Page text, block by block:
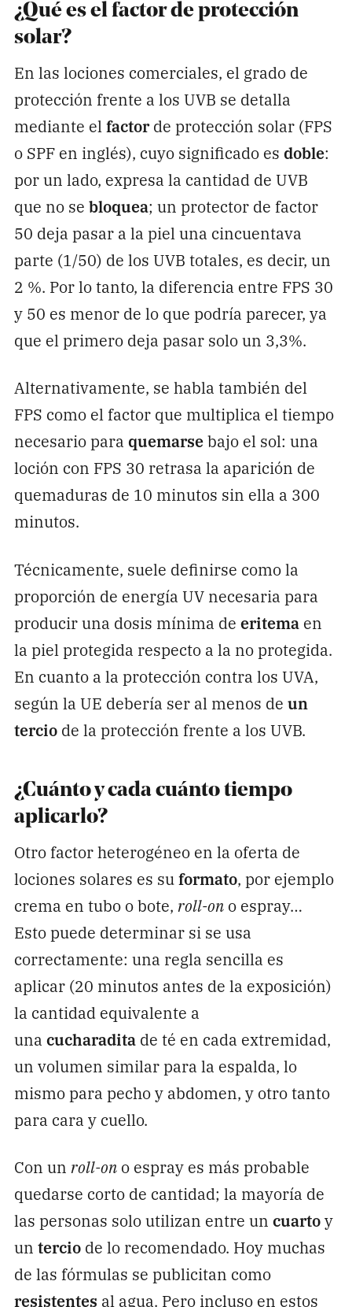
¿Qué es el factor de protección
solar?
En las lociones comerciales, el grado de
protección frente a los UVB se detalla
mediante elfactorde protección solar (FPS
o SPF en inglés), cuyo significado es doble:
por un lado, expresa la cantidad de UVB
que no se bloquea; un protector de factor
50 deja pasar a la piel una cincuentava
parte (1/50) de los UVB totales, es decir, un
2 %. Por lo tanto, la diferencia entre FPS 30
y 50 es menor de lo que podría parecer, ya
que el primero deja pasar solo un 3,3%.
Alternativamente, se habla también del
FPS como el factor que multiplica el tiempo
necesario para quemarsebajo el sol: una
loción con FPS 30 retrasa la aparición de
quemaduras de 10 minutos sin ella a 300
minutos.
Técnicamente, suele definirse como la
proporción de energía UV necesaria para
producir una dosis mínima de eritemaen
la piel protegida respecto a la no protegida.
En cuanto a la protección contra los UVA,
según la UE debería ser al menos de un
terciode la protección frente a los UVB.
¿Cuánto y cada cuánto tiempo
aplicarlo?
Otro factor heterogéneo en la oferta de
lociones solares es suformato, por ejemplo
crema en tubo o bote, roll-ono espray…
Esto puede determinar si se usa
correctamente: una regla sencilla es
aplicar (20 minutos antes de la exposición)
la cantidad equivalente a
una cucharaditade té en cada extremidad,
un volumen similar para la espalda, lo
mismo para pecho y abdomen, y otro tanto
para cara y cuello.
Con un roll-ono espray es más probable
quedarse corto de cantidad; la mayoría de
las personas solo utilizan entre un cuartoy
un terciode lo recomendado. Hoy muchas
de las fórmulas se publicitan como
resistentes al agua. Pero incluso en estos